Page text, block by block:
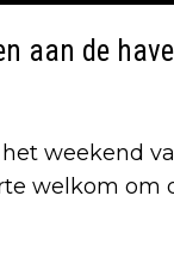
aan de
weekend
welkom om